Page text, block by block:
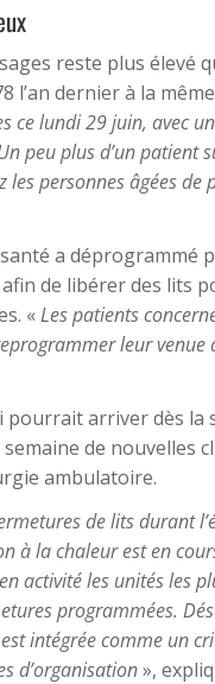
reste plus élevé
l’an dernier à la
ce lundi 29 juin, avec
peu plus d’un patient
les personnes âgées de
a déprogrammé
de libérer des lits
«Les patients
leur venue
arriver dès la
semaine de nouvelles
ambulatoire.
de lits durant
à la chaleur est en
activité les unités les
programmées.
intégrée comme un
d’organisation»,